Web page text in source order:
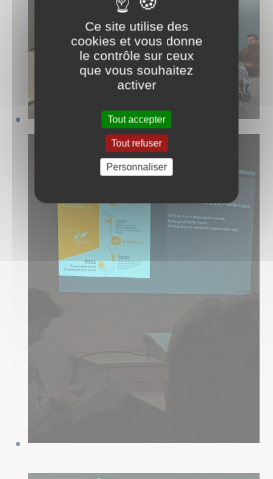
Ce site utilise des
cookies et vous donne
le contrôle sur ceux
que vous souhaitez
activer
Tout accepter
Tout refuser
Personnaliser